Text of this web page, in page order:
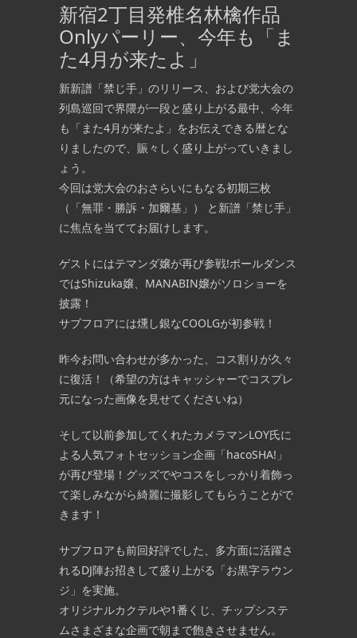
新宿2丁目発椎名林檎作品
Onlyパーリー、今年も「ま
た4月が来たよ」
新新譜「禁じ手」のリリース、および党大会の
列島巡回で界隈が一段と盛り上がる最中、今年
も「また4月が来たよ」をお伝えできる暦とな
りましたので、賑々しく盛り上がっていきまし
ょう。
今回は党大会のおさらいにもなる初期三枚
（「無罪・勝訴・加爾基」） と新譜「禁じ手」
に焦点を当ててお届けします。
ゲストにはテマンダ嬢が再び参戦!ポールダンス
ではShizuka嬢、MANABIN嬢がソロショーを
披露！
サブフロアには燻し銀なCOOLGが初参戦！
昨今お問い合わせが多かった、コス割りが久々
に復活！（希望の方はキャッシャーでコスプレ
元になった画像を見せてくださいね）
そして以前参加してくれたカメラマンLOY氏に
よる人気フォトセッション企画「hacoSHA!」
が再び登場！グッズでやコスをしっかり着飾っ
て楽しみながら綺麗に撮影してもらうことがで
きます！
サブフロアも前回好評でした、多方面に活躍さ
れるDJ陣お招きして盛り上がる「お黒字ラウン
ジ」を実施。
オリジナルカクテルや1番くじ、チップシステ
ムさまざまな企画で朝まで飽きさせません。